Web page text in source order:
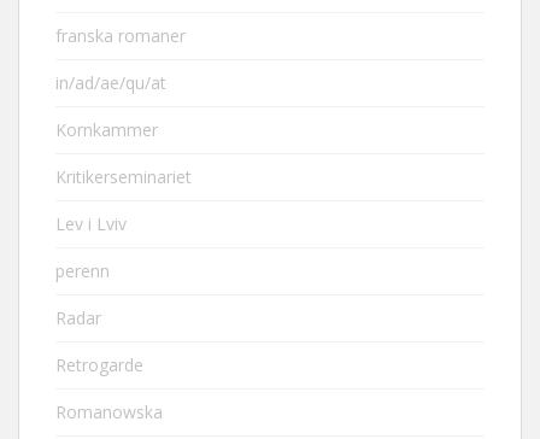
franska romaner
in/ad/ae/qu/at
Kornkammer
Kritikerseminariet
Lev i Lviv
perenn
Radar
Retrogarde
Romanowska